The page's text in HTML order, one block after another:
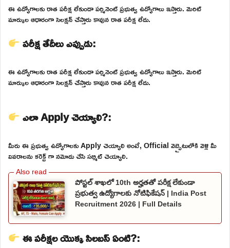
ఈ ఉద్యోగాలకు రాత పరీక్ష లేకుండా పర్మినెంట్ ప్రభుత్వ ఉద్యోగాలు ఇస్తారు. మెరిట్
మార్కుల ఆధారంగా సెలక్షన్ చేస్తారు కావున రాత పరీక్ష లేదు.
పరీక్ష తేదీలు ఎప్పుడు:
ఈ ఉద్యోగాలకు రాత పరీక్ష లేకుండా పర్మినెంట్ ప్రభుత్వ ఉద్యోగాలు ఇస్తారు. మెరిట్
మార్కుల ఆధారంగా సెలక్షన్ చేస్తారు కావున రాత పరీక్ష లేదు.
ఎలా Apply చెయ్యాలి?:
మీరు ఈ ప్రభుత్వ ఉద్యోగాలకు Apply చెయ్యాలి అంటే, Official వెబ్సైటులోకి వెళ్లి మీ
వివరాలను కరెక్ట్ గా నమోదు చేసి సబ్మిట్ చెయ్యాలి.
పోస్టల్ శాఖలో 10th అర్హతతో పరీక్ష లేకుండా
ప్రభుత్వ ఉద్యోగాలకు నోటిఫికేషన్ | India Post
Recruitment 2026 | Full Details
ఈ పరీక్షల యొక్క సిలబస్ ఏంటి?: